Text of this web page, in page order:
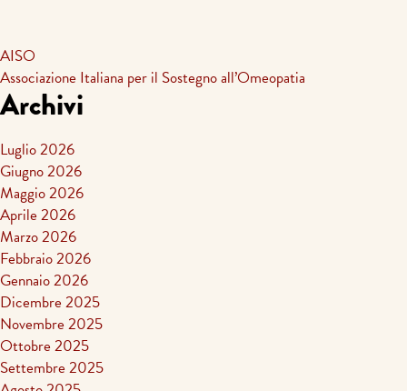
AISO
Associazione Italiana per il Sostegno all’Omeopatia
Archivi
Luglio 2026
Giugno 2026
Maggio 2026
Aprile 2026
Marzo 2026
Febbraio 2026
Gennaio 2026
Dicembre 2025
Novembre 2025
Ottobre 2025
Settembre 2025